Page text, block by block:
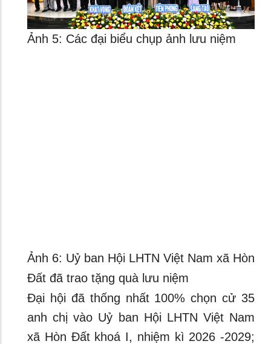
Ảnh 5: Các đại biểu chụp ảnh lưu niệm
Ảnh 6: Uỷ ban Hội LHTN Việt Nam xã Hòn
Đất đã trao tặng quà lưu niệm
Đại hội đã thống nhất 100% chọn cử 35
anh chị vào Uỷ ban Hội LHTN Việt Nam
xã Hòn Đất khoá I, nhiệm kì 2026 -2029;